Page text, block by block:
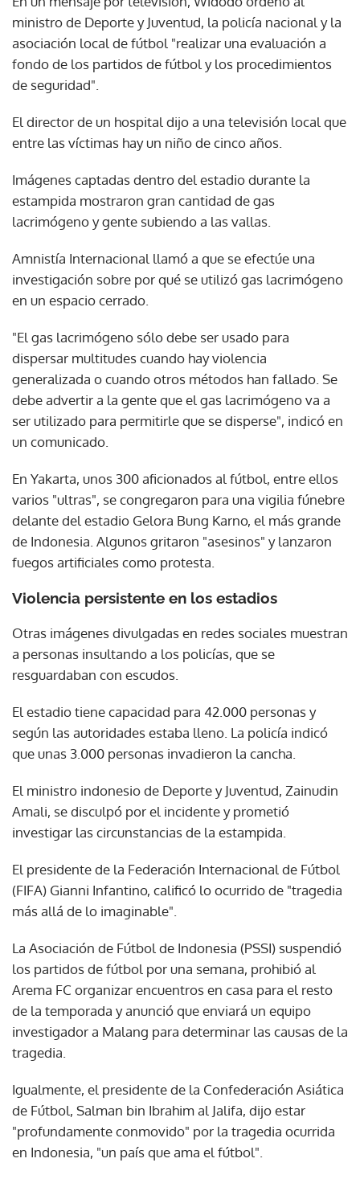
ministro de Deporte y Juventud, la policía nacional y la
asociación local de fútbol "realizar una evaluación a
fondo de los partidos de fútbol y los procedimientos
de seguridad".
El director de un hospital dijo a una televisión local que
entre las víctimas hay un niño de cinco años.
Imágenes captadas dentro del estadio durante la
estampida mostraron gran cantidad de gas
lacrimógeno y gente subiendo a las vallas.
Amnistía Internacional llamó a que se efectúe una
investigación sobre por qué se utilizó gas lacrimógeno
en un espacio cerrado.
"El gas lacrimógeno sólo debe ser usado para
dispersar multitudes cuando hay violencia
generalizada o cuando otros métodos han fallado. Se
debe advertir a la gente que el gas lacrimógeno va a
ser utilizado para permitirle que se disperse", indicó en
un comunicado.
En Yakarta, unos 300 aficionados al fútbol, entre ellos
varios "ultras", se congregaron para una vigilia fúnebre
delante del estadio Gelora Bung Karno, el más grande
de Indonesia. Algunos gritaron "asesinos" y lanzaron
fuegos artificiales como protesta.
Violencia persistente en los estadios
Otras imágenes divulgadas en redes sociales muestran
a personas insultando a los policías, que se
resguardaban con escudos.
El estadio tiene capacidad para 42.000 personas y
según las autoridades estaba lleno. La policía indicó
que unas 3.000 personas invadieron la cancha.
El ministro indonesio de Deporte y Juventud, Zainudin
Amali, se disculpó por el incidente y prometió
investigar las circunstancias de la estampida.
El presidente de la Federación Internacional de Fútbol
(FIFA) Gianni Infantino, calificó lo ocurrido de "tragedia
más allá de lo imaginable".
La Asociación de Fútbol de Indonesia (PSSI) suspendió
los partidos de fútbol por una semana, prohibió al
Arema FC organizar encuentros en casa para el resto
de la temporada y anunció que enviará un equipo
investigador a Malang para determinar las causas de la
tragedia.
Igualmente, el presidente de la Confederación Asiática
de Fútbol, Salman bin Ibrahim al Jalifa, dijo estar
"profundamente conmovido" por la tragedia ocurrida
en Indonesia, "un país que ama el fútbol".